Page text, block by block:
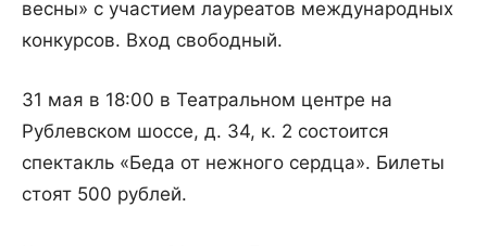
весны» с участием лауреатов международных
конкурсов. Вход свободный.
31 мая в 18:00 в Театральном центре на
Рублевском шоссе, д. 34, к. 2 состоится
спектакль «Беда от нежного сердца». Билеты
стоят 500 рублей.